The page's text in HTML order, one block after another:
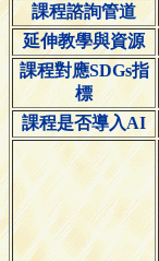
課程諮詢管道
延伸教學與資源
課程對應SDGs指
標
課程是否導入AI